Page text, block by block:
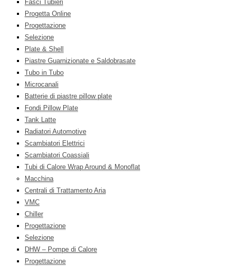
Fasci Tubieri
Progetta Online
Progettazione
Selezione
Plate & Shell
Piastre Guarnizionate e Saldobrasate
Tubo in Tubo
Microcanali
Batterie di piastre pillow plate
Fondi Pillow Plate
Tank Latte
Radiatori Automotive
Scambiatori Elettrici
Scambiatori Coassiali
Tubi di Calore Wrap Around & Monoflat
Macchina
Centrali di Trattamento Aria
VMC
Chiller
Progettazione
Selezione
DHW – Pompe di Calore
Progettazione